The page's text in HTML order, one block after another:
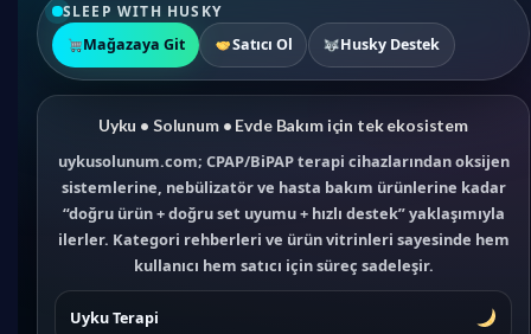
SLEEP WITH HUSKY
Mağazaya Git
Satıcı Ol Husky Destek
Uyku • Solunum • Evde Bakım için tek ekosistem
uykusolunum.com; CPAP/BiPAP terapi cihazlarından oksijen
sistemlerine, nebülizatör ve hasta bakım ürünlerine kadar
“doğru ürün + doğru set uyumu + hızlı destek” yaklaşımıyla
ilerler. Kategori rehberleri ve ürün vitrinleri sayesinde hem
kullanıcı hem satıcı için süreç sadeleşir.
Uyku Terapi